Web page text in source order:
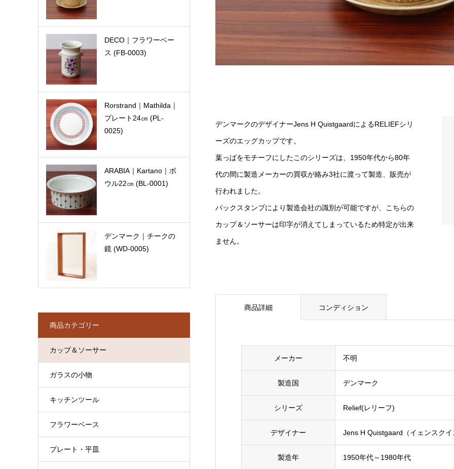
デンマークのデザイナーJens H QuistgaardによるRELIEFシリ
ーズのエッグカップです。
葉っぱをモチーフにしたこのシリーズは、1950年代から80年
代の間に製造メーカーの買収が絡み3社に渡って製造、販売が
行われました。
バックスタンプにより製造会社の識別が可能ですが、こちらの
カップ＆ソーサーは印字が消えてしまっているため特定が出来
ません。
商品詳細 コンディション
メーカー 不明
製造国 デンマーク
シリーズ Relief(レリーフ)
デザイナー Jens H Quistgaard（イェンスクイ
製造年 1950年代～1980年代
DECO｜フラワーベー
ス (FB-0003)
Rorstrand｜Mathilda｜
プレート24㎝ (PL-
0025)
ARABIA｜Kartano｜ボ
ウル22㎝ (BL-0001)
デンマーク｜チークの
鏡 (WD-0005)
商品カテゴリー
カップ＆ソーサー
ガラスの小物
キッチンツール
フラワーベース
プレート・平皿